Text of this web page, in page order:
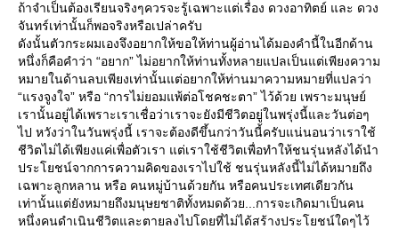
ถ้าจำเป็นต้องเรียนจริงๆควรจะรู้เฉพาะแต่เรื่อง ดวงอาทิตย์ และ ดวง
จันทร์เท่านั้นก็พอจริงหรือเปล่าครับ
ดังนั้นตัวกระผมเองจึงอยากให้ขอให้ท่านผู้อ่านได้มองคำนี้ในอีกด้าน
หนึ่งก็คือคำว่า “อยาก” ไม่อยากให้ท่านทั้งหลายแปลเป็นแต่เพียงความ
หมายในด้านลบเพียงเท่านั้นแต่อยากให้ท่านมาความหมายที่แปลว่า
“แรงจูงใจ” หรือ “การไม่ยอมแพ้ต่อโชคชะตา” ไว้ด้วย เพราะมนุษย์
เรานั้นอยู่ได้เพราะเราเชื่อว่าเราจะยังมีชีวิตอยู่ในพรุ่งนี้และวันต่อๆ
ไป หวังว่าในวันพรุ่งนี้ เราจะต้องดีขึ้นกว่าวันนี้ครับแน่นอนว่าเราใช้
ชีวิตไม่ได้เพียงแค่เพื่อตัวเรา แต่เราใช้ชีวิตเพื่อทำให้ชนรุ่นหลังได้นำ
ประโยชน์จากการความคิดของเราไปใช้ ชนรุ่นหลังนี้ไม่ได้หมายถึง
เฉพาะลูกหลาน หรือ คนหมู่บ้านด้วยกัน หรือคนประเทศเดียวกัน
เท่านั้นแต่ยังหมายถึงมนุษยชาติทั้งหมดด้วย...การจะเกิดมาเป็นคน
หนึ่งคนดำเนินชีวิตและตายลงไปโดยที่ไม่ได้สร้างประโยชน์ใดๆไว้